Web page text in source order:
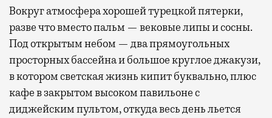
Вокруг атмосфера хорошей турецкой пятерки,
разве что вместо пальм — вековые липы и сосны.
Под открытым небом — два прямоугольных
просторных бассейна и большое круглое джакузи,
в котором светская жизнь кипит буквально, плюс
кафе в закрытом высоком павильоне с
диджейским пультом, откуда весь день льется